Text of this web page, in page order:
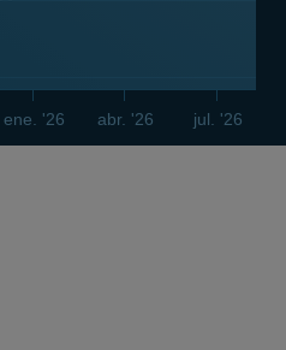
ene. '26 jul. '26
abr. '26